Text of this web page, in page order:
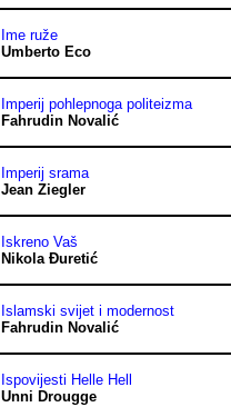
Ime ruže
Umberto Eco
Imperij pohlepnoga politeizma
Fahrudin Novalić
Imperij srama
Jean Ziegler
Iskreno Vaš
Nikola Đuretić
Islamski svijet i modernost
Fahrudin Novalić
Ispovijesti Helle Hell
Unni Drougge